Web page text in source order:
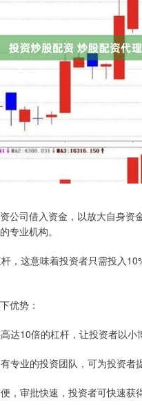
公司借入资金，以放大自身
专业机构。
，这意味着投资者只需投入
优势：
达10倍的杠杆，让投资者以小
专业的投资团队，可为投资者
，审批快速，投资者可快速获